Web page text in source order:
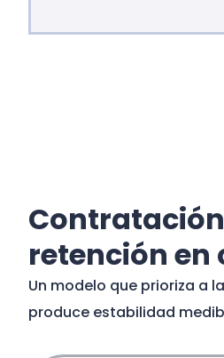
retención en
Un modelo que prioriza a
produce estabilidad